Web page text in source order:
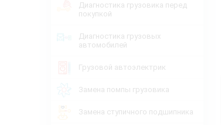
Диагностика грузовика перед
покупкой
Диагностика грузовых
автомобилей
Грузовой автоэлектрик
Замена помпы грузовика
Замена ступичного подшипника